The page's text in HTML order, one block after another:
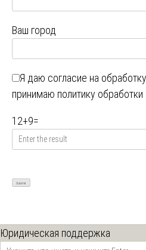
Ваш город
Я даю согласие на
принимаю политику
12+9=
Юридическая поддержка